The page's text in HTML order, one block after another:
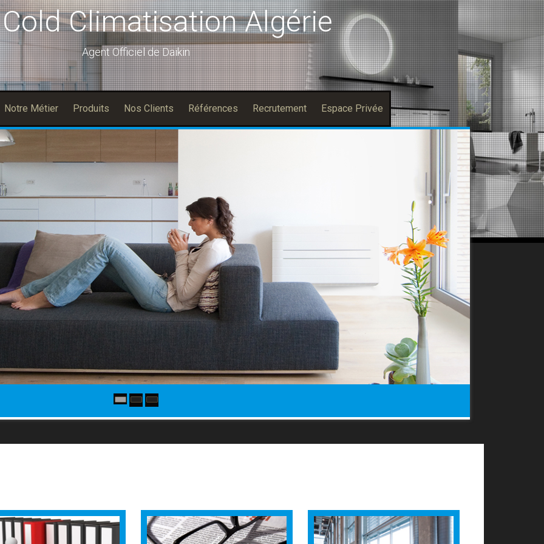
Climatisation Algérie
Agent Officiel de Daikin
Notre Métier Produits Nos Clients Références Recrutement Espace Privée